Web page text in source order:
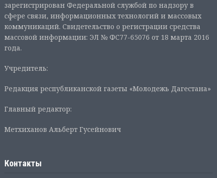
зарегистрирован Федеральной службой по надзору в
сфере связи, информационных технологий и массовых
коммуникаций. Свидетельство о регистрации средства
массовой информации: ЭЛ № ФС77-65076 от 18 марта 2016
года.
Учредитель:
Редакция республиканской газеты «Молодежь Дагестана»
Главный редактор:
Метхиханов Альберт Гусейнович
Контакты